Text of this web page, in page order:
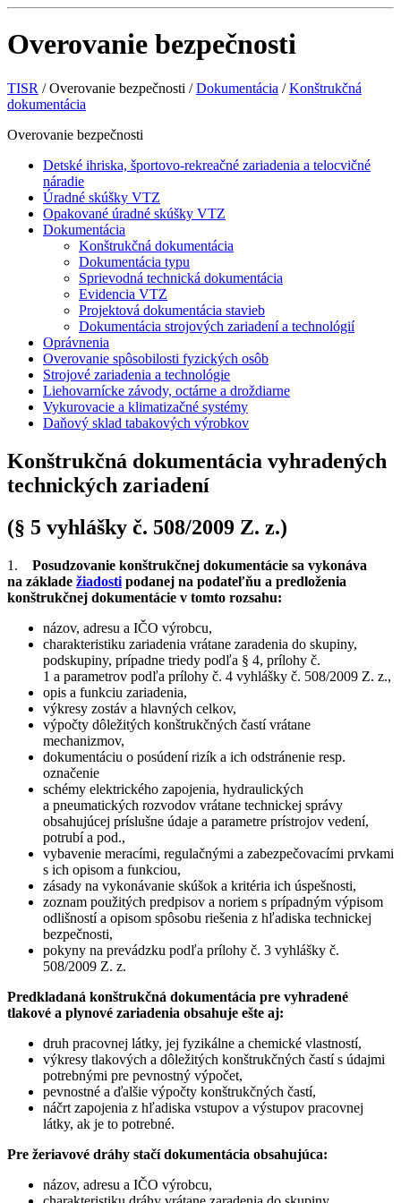
Overovanie bezpečnosti
TISR /Overovanie bezpečnosti / Dokumentácia / Konštrukčná
dokumentácia
Overovanie bezpečnosti
Detské ihriska, športovo-rekreačné zariadenia a telocvičné
náradie
Úradné skúšky VTZ
Opakované úradné skúšky VTZ
Dokumentácia
Konštrukčná dokumentácia
Dokumentácia typu
Sprievodná technická dokumentácia
Evidencia VTZ
Projektová dokumentácia stavieb
Dokumentácia strojových zariadení a technológií
Oprávnenia
Overovanie spôsobilosti fyzických osôb
Strojové zariadenia a technológie
Liehovarnícke závody, octárne a droždiarne
Vykurovacie a klimatizačné systémy
Daňový sklad tabakových výrobkov
Konštrukčná dokumentácia vyhradených
technických zariadení​
(§ 5 vyhlášky č. 508/2009 Z. z.)
1. Posudzovanie konštrukčnej dokumentácie sa vykonáva
na základe žiadosti podanej na podateľňu a predloženia
konštrukčnej dokumentácie v tomto rozsahu:
názov, adresu a IČO výrobcu,
charakteristiku zariadenia vrátane zaradenia do skupiny,
podskupiny, prípadne triedy podľa § 4, prílohy č.
1 a parametrov podľa prílohy č. 4 vyhlášky č. 508/2009 Z. z.,
opis a funkciu zariadenia,
výkresy zostáv a hlavných celkov,
výpočty dôležitých konštrukčných častí vrátane
mechanizmov,
dokumentáciu o posúdení rizík a ich odstránenie resp.
označenie
schémy elektrického zapojenia, hydraulických
a pneumatických rozvodov vrátane technickej správy
obsahujúcej príslušne údaje a parametre prístrojov vedení,
potrubí a pod.,
vybavenie meracími, regulačnými a zabezpečovacími prvkami
s ich opisom a funkciou,
zásady na vykonávanie skúšok a kritéria ich úspešnosti,
zoznam použitých predpisov a noriem s prípadným výpisom
odlišností a opisom spôsobu riešenia z hľadiska technickej
bezpečnosti,
pokyny na prevádzku podľa prílohy č. 3 vyhlášky č.
508/2009 Z. z.
Predkladaná konštrukčná dokumentácia pre vyhradené
tlakové a plynové zariadenia obsahuje ešte aj:
druh pracovnej látky, jej fyzikálne a chemické vlastností,
výkresy tlakových a dôležitých konštrukčných častí s údajmi
potrebnými pre pevnostný výpočet,
pevnostné a ďalšie výpočty konštrukčných častí,
náčrt zapojenia z hľadiska vstupov a výstupov pracovnej
látky, ak je to potrebné.
Pre žeriavové dráhy stačí dokumentácia obsahujúca:
názov, adresu a IČO výrobcu,